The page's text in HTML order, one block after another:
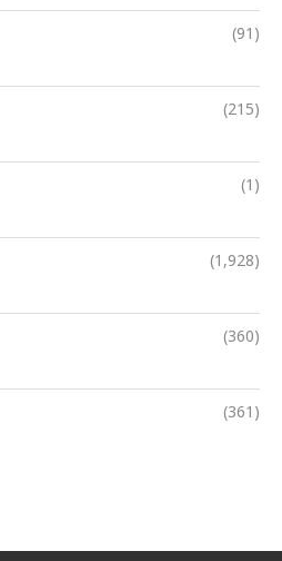
(91)
(215)
(1)
(1,928)
(360)
(361)